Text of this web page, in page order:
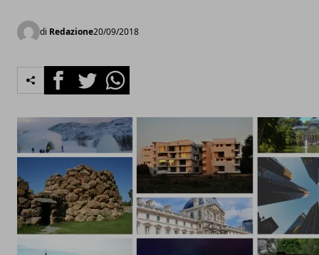
di Redazione20/09/2018
FacebookTwitterWhatsapp